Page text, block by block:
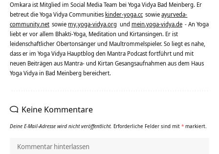
Omkara ist Mitglied im Social Media Team bei Yoga Vidya Bad Meinberg. Er
betreut die Yoga Vidya Communities kinder-yoga.cc sowieayurveda-
community.net sowie my.yoga-vidya.org und mein.yoga-vidya.de - An Yoga
liebt er vor allem Bhakti-Yoga, Meditation und Kirtansingen. Er ist
leidenschaftlicher Obertonsänger und Maultrommelspieler. So liegt es nahe,
dass er im Yoga Vidya Hauptblog den Mantra Podcast fortführt und mit
neuen Beiträgen aus Mantra- und Kirtan Gesangsaufnahmen aus dem Haus
Yoga Vidya in Bad Meinberg bereichert.
Keine Kommentare
Deine E-Mail-Adresse wird nicht veröffentlicht. Erforderliche Felder sind mit * markiert.